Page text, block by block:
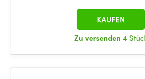
Zu versenden 4
KAUFEN